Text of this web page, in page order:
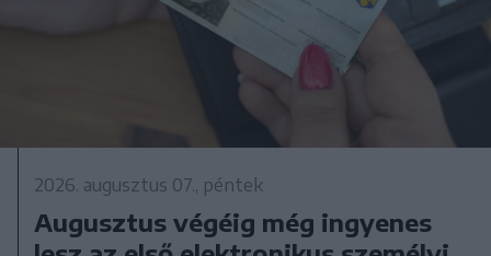
2026. augusztus 07., péntek
Augusztus végéig még ingyenes